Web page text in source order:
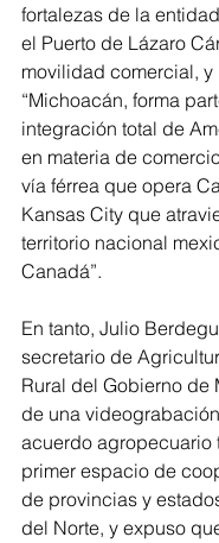
fortalezas de la
el Puerto de Lázaro
movilidad comercial, y
“Michoacán, forma
integración total de
en materia de
vía férrea que opera
Kansas City que
territorio nacional
Canadá”.
En tanto, Julio
secretario de
Rural del Gobierno de
de una
acuerdo agropecuario
primer espacio de
de provincias y
del Norte, y expuso